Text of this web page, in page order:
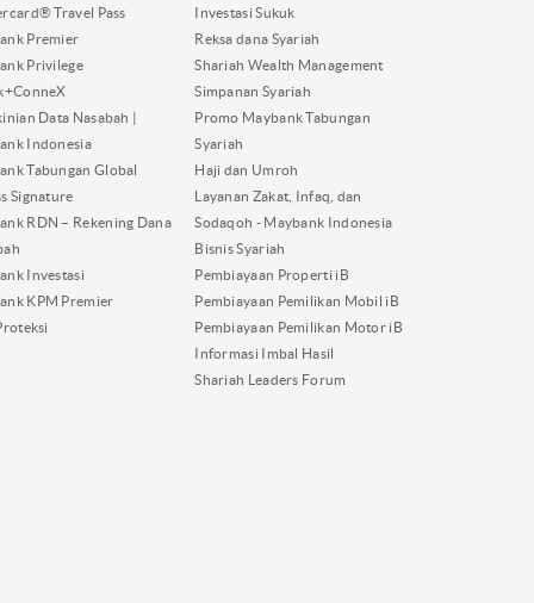
Travel Pass
Premier
Privilege
Data Nasabah |
Indonesia
Tabungan Global
Signature
RDN – Rekening Dana
Investasi
KPM Premier
Investasi Sukuk
Reksa dana Syariah
Shariah Wealth Management
Simpanan Syariah
Promo Maybank Tabungan
Syariah
Haji dan Umroh
Layanan Zakat, Infaq, dan
Sodaqoh - Maybank Indonesia
Bisnis Syariah
Pembiayaan Properti iB
Pembiayaan Pemilikan Mobil iB
Pembiayaan Pemilikan Motor iB
Informasi Imbal Hasil
Shariah Leaders Forum